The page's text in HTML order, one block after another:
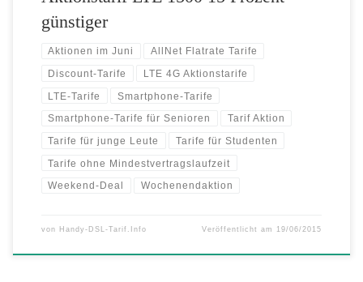
günstiger
Aktionen im Juni AllNet Flatrate Tarife
Discount-Tarife LTE 4G Aktionstarife
LTE-Tarife Smartphone-Tarife
Smartphone-Tarife für Senioren Tarif Aktion
Tarife für junge Leute Tarife für Studenten
Tarife ohne Mindestvertragslaufzeit
Weekend-Deal Wochenendaktion
von Handy-DSL-Tarif.Info Veröffentlicht am 19/06/2015